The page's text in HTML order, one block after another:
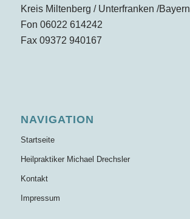
Kreis Miltenberg / Unterfranken /Bayern
Fon 06022 614242
Fax 09372 940167
NAVIGATION
Startseite
Heilpraktiker Michael Drechsler
Kontakt
Impressum